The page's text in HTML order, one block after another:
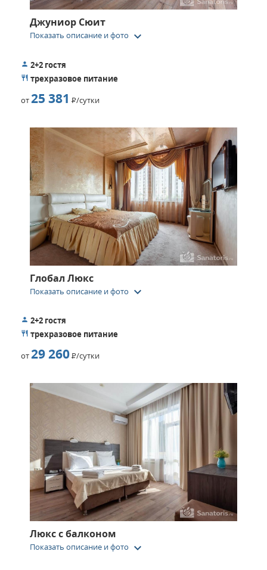
Джуниор Сюит
Показать описание и фото keyboard_arrow_down
2+2 гостя
трехразовое питание
от25 381 Р/сутки
Глобал Люкс
Показать описание и фото keyboard_arrow_down
2+2 гостя
трехразовое питание
от29 260Р/сутки
Люкс с балконом
Показать описание и фото keyboard_arrow_down